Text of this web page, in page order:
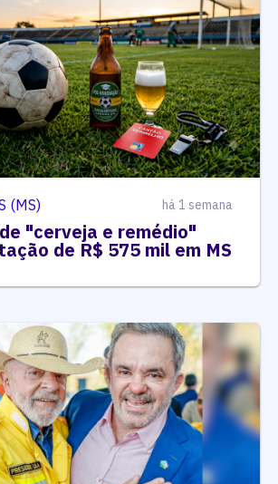
(MS) há 1 semana
"cerveja e remédio"
de R$ 575 mil em MS